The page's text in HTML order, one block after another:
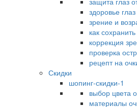
здоровье глаз
зрение и
как
коррекция
проверка
рецепт на
Скидки
шопинг-скидки-1
выбор цвета
материалы